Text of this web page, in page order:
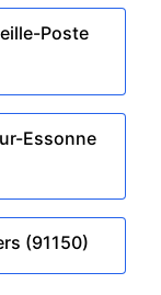
Poste
Essonne
(91150)